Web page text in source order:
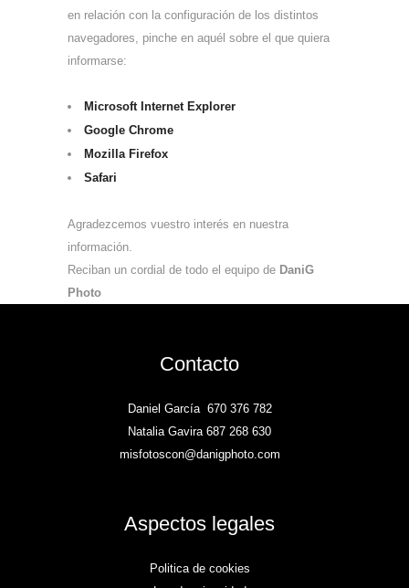
en relación con la configuración de los distintos
navegadores, pinche en aquél sobre el que quiera
informarse:
Microsoft Internet Explorer
Google Chrome
Mozilla Firefox
Safari
Agradezcemos vuestro interés en nuestra
información.
Reciban un cordial de todo el equipo de DaniG
Photo
Contacto
Daniel García 670 376 782
Natalia Gavira 687 268 630
misfotoscon@danigphoto.com
Aspectos legales
Politica de cookies